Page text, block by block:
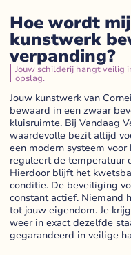
Hoe wordt
kunstwerk
verpanding?
Jouw schilderij hangt veilig
opslag.
Jouw kunstwerk van
bewaard in een zwaar
kluisruimte. Bij Vandaag
waardevolle bezit altijd
een modern systeem
reguleert de temperatuur
Hierdoor blijft het
conditie. De beveiliging
constant actief. Niemand
tot jouw eigendom. Je
weer in exact dezelfde
gegarandeerd in veilige